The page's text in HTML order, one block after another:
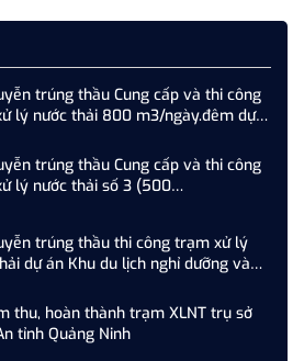
trúng thầu Cung cấp và thi công
lý nước thải 800 m3/ngày.đêm dự
trúng thầu Cung cấp và thi công
lý nước thải số 3 (500
trúng thầu thi công trạm xử lý
dự án Khu du lịch nghỉ dưỡng và
thu, hoàn thành trạm XLNT trụ sở
tỉnh Quảng Ninh